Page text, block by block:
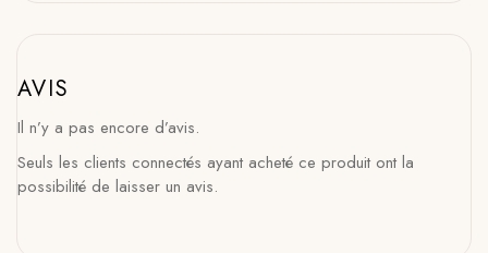
AVIS
Il n’y a pas encore d’avis.
Seuls les clients connectés ayant acheté ce produit ont la
possibilité de laisser un avis.